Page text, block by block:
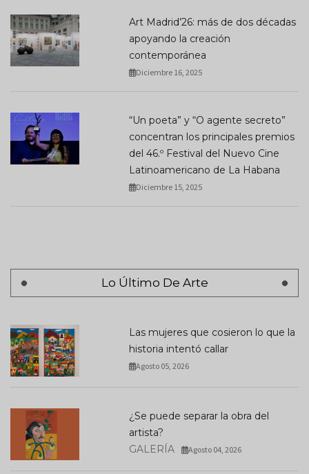
Art Madrid’26: más de dos décadas
apoyando la creación
contemporánea
Diciembre 16, 2025
“Un poeta” y “O agente secreto”
concentran los principales premios
del 46.º Festival del Nuevo Cine
Latinoamericano de La Habana
Diciembre 15, 2025
Lo Último De Arte
Las mujeres que cosieron lo que la
historia intentó callar
Agosto 05, 2026
¿Se puede separar la obra del
artista?
GALERÍA
Agosto 04, 2026